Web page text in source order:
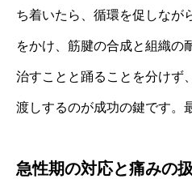
ち着いたら、循環を促しなが
をかけ、筋腱の合成と組織の
治すことと踊ることを分けず
渡しするのが成功の鍵です。
急性期の対応と痛みの